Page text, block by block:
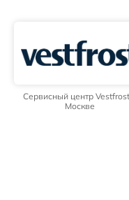
Сервисный центр
Москве